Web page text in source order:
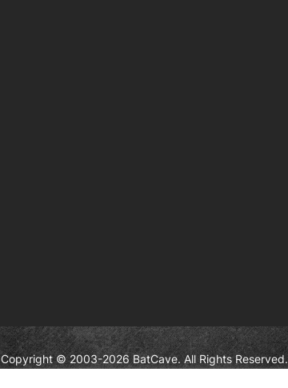
Copyright © 2003-2026 BatCave. All Rights Reserved.